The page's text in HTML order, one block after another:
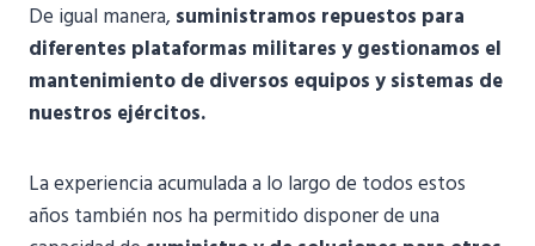
De igual manera, suministramos repuestos para
diferentes plataformas militares y gestionamos el
mantenimiento de diversos equipos y sistemas de
nuestros ejércitos.
La experiencia acumulada a lo largo de todos estos
años también nos ha permitido disponer de una